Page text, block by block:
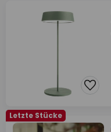
Letzte Stücke